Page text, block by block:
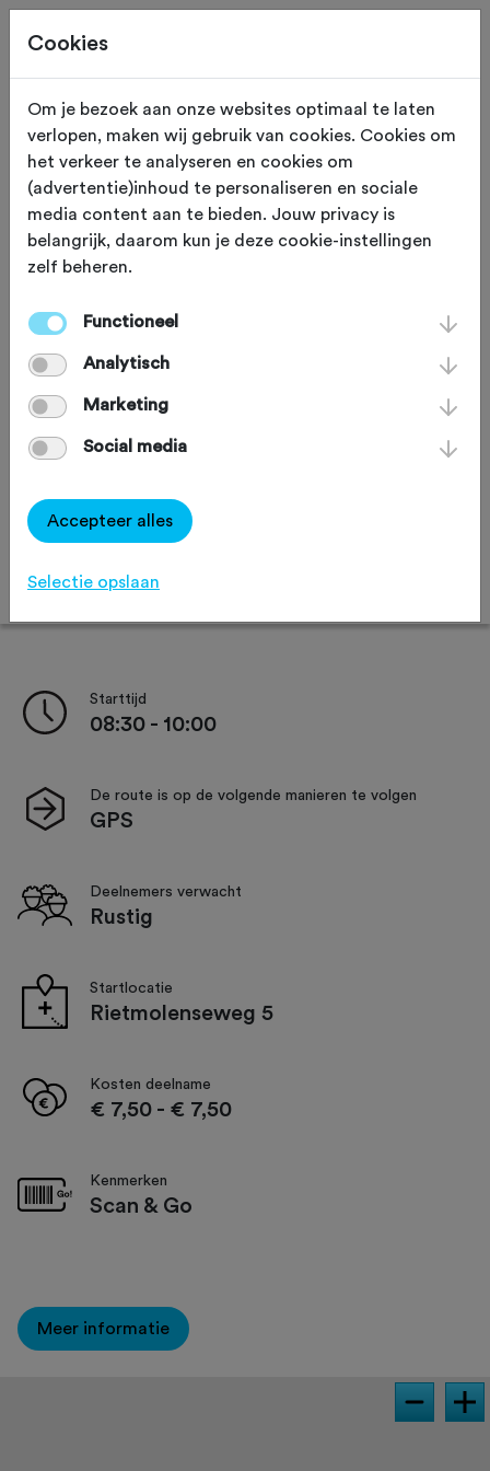
Je bekijkt een oude editie. Klik hiervoor de nieuwe
editie.
GrenzmEIster Gravel
Afstand: 49 km
Starttijd
08:30 - 10:00
De route is op de volgende manieren te volgen
GPS
Deelnemers verwacht
Rustig
Startlocatie
Rietmolenseweg 5
Kosten deelname
€ 7,50 - € 7,50
Kenmerken
Scan & Go
Meer informatie
Cookies
Om je bezoek aan onze websites optimaal te laten
verlopen, maken wij gebruik van cookies. Cookies om
het verkeer te analyseren en cookies om
(advertentie)inhoud te personaliseren en sociale
media content aan te bieden. Jouw privacy is
belangrijk, daarom kun je deze cookie-instellingen
zelf beheren.
Functioneel
Analytisch
Marketing
Social media
Accepteer alles
Selectie opslaan